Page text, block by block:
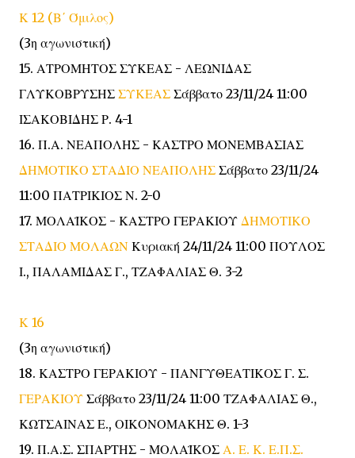
Κ 12 (Β΄ Όμιλος)
(3η αγωνιστική)
15. ΑΤΡΟΜΗΤΟΣ ΣΥΚΕΑΣ - ΛΕΩΝΙΔΑΣ
ΓΛΥΚΟΒΡΥΣΗΣ ΣΥΚΕΑΣ Σάββατο 23/11/24 11:00
ΙΣΑΚΟΒΙΔΗΣ Ρ. 4-1
16. Π.Α. ΝΕΑΠΟΛΗΣ - ΚΑΣΤΡΟ ΜΟΝΕΜΒΑΣΙΑΣ
ΔΗΜΟΤΙΚΟ ΣΤΑΔΙΟ ΝΕΑΠΟΛΗΣ Σάββατο 23/11/24
11:00 ΠΑΤΡΙΚΙΟΣ Ν. 2-0
17. ΜΟΛΑΪΚΟΣ - ΚΑΣΤΡΟ ΓΕΡΑΚΙΟΥ ΔΗΜΟΤΙΚΟ
ΣΤΑΔΙΟ ΜΟΛΑΩΝ Κυριακή 24/11/24 11:00 ΠΟΥΛΟΣ
Ι., ΠΑΛΑΜΙΔΑΣ Γ., ΤΖΑΦΑΛΙΑΣ Θ. 3-2
Κ 16
(3η αγωνιστική)
18. ΚΑΣΤΡΟ ΓΕΡΑΚΙΟΥ - ΠΑΝΓΥΘΕΑΤΙΚΟΣ Γ. Σ.
ΓΕΡΑΚΙΟΥ Σάββατο 23/11/24 11:00 ΤΖΑΦΑΛΙΑΣ Θ.,
ΚΩΤΣΑΙΝΑΣ Ε., ΟΙΚΟΝΟΜΑΚΗΣ Θ. 1-3
19. Π.Α.Σ. ΣΠΑΡΤΗΣ - ΜΟΛΑΪΚΟΣ Α. Ε. Κ. Ε.Π.Σ.